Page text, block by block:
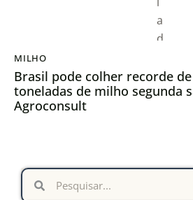
MILHO
Brasil pode colher recorde
toneladas de milho segunda
Agroconsult